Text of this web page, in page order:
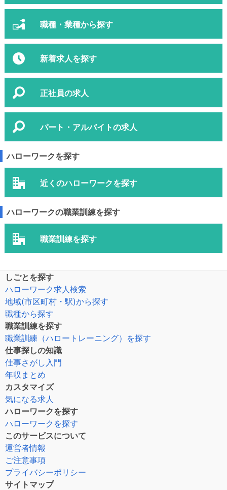
職種・業種から探す
新着求人を探す
正社員の求人
パート・アルバイトの求人
ハローワークを探す
近くのハローワークを探す
ハローワークの職業訓練を探す
職業訓練を探す
しごとを探す
ハローワーク求人検索
地域(市区町村・駅)から探す
職種から探す
職業訓練を探す
職業訓練（ハロートレーニング）を探す
仕事探しの知識
仕事さがし入門
年収まとめ
カスタマイズ
気になる求人
ハローワークを探す
ハローワークを探す
このサービスについて
運営者情報
ご注意事項
プライバシーポリシー
サイトマップ